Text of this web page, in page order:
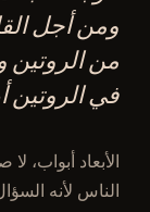
ومن أجل
من الروتين
في الروتين
الأبعاد أبواب، لا
الناس لأنه